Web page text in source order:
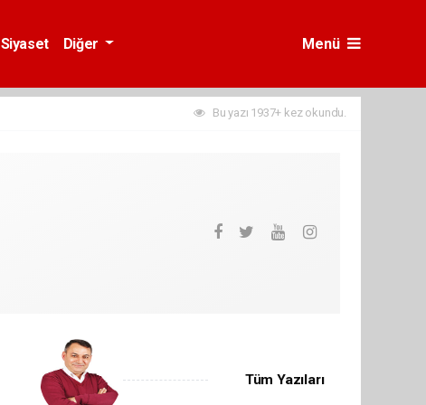
Siyaset Diğer Menü
Bu yazı 1937+ kez okundu.
Tüm Yazıları